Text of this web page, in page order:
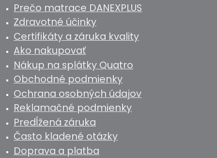
Prečo matrace DANEXPLUS
Zdravotné účinky
Certifikáty a záruka kvality
Ako nakupovať
Nákup na splátky Quatro
Obchodné podmienky
Ochrana osobných údajov
Reklamačné podmienky
Predĺžená záruka
Často kladené otázky
Doprava a platba